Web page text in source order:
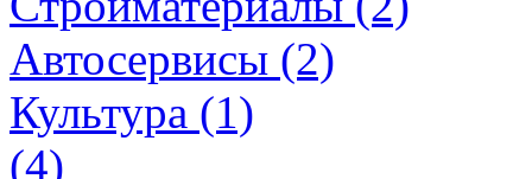
Автосервисы (2)
Культура (1)
(4)